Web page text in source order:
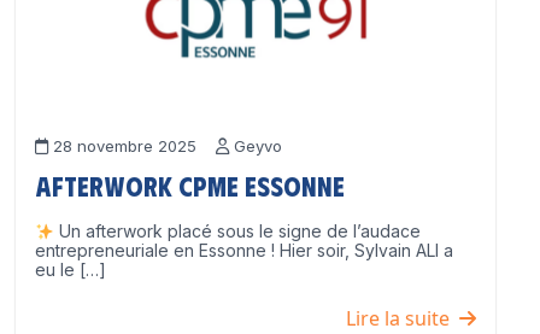
28 novembre 2025 Geyvo
Afterwork CPME Essonne
Un afterwork placé sous le signe de l’audace
entrepreneuriale en Essonne ! Hier soir, Sylvain ALI a
eu le […]
Lire la suite